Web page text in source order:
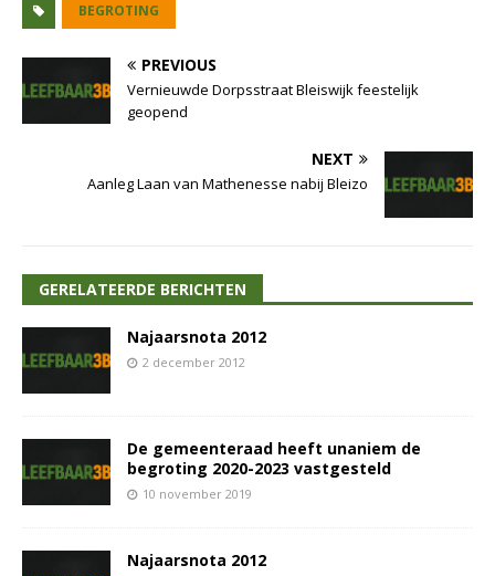
BEGROTING
PREVIOUS
Vernieuwde Dorpsstraat Bleiswijk feestelijk
geopend
NEXT
Aanleg Laan van Mathenesse nabij Bleizo
GERELATEERDE BERICHTEN
Najaarsnota 2012
2 december 2012
De gemeenteraad heeft unaniem de
begroting 2020-2023 vastgesteld
10 november 2019
Najaarsnota 2012